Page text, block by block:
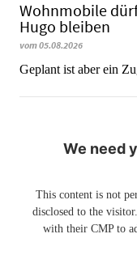
Wohnmobile
Hugo bleiben
vom 05.08.2026
Geplant ist aber ein
We need
This content is not
disclosed to the
with their CMP to